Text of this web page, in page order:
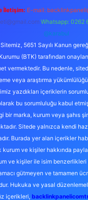
İletişim: E-mail:
Whatsapp: 0262
@karabul
Sitemiz, 5651 Sayılı Kanun
(BTK) tarafından
vermektedir. Bu nedenle,
veya araştırma
yazdıkları içeriklerin
bu sorumluluğu kabul
bir marka, kurum veya şahıs
Sitede yalnızca kendi
Burada yer alan içerikler
ve kişiler hakkında
ve kişiler ile isim
gütmeyen ve tamamen
Hukuka ve yasal
içerikleri,